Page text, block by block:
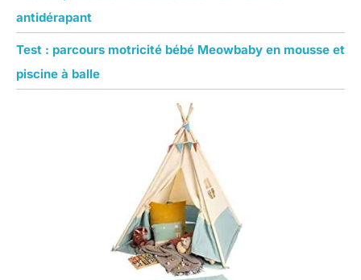
antidérapant
Test : parcours motricité bébé Meowbaby en mousse et
piscine à balle